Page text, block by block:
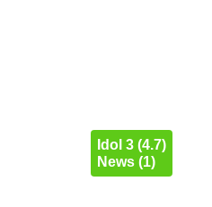
Idol 3 (4.7)
News (1)